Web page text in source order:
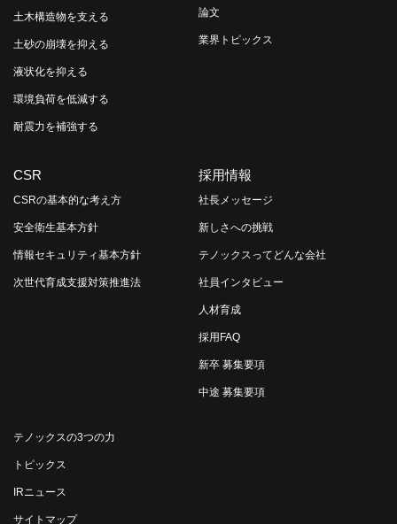
土木構造物を支える
土砂の崩壊を抑える
液状化を抑える
環境負荷を低減する
耐震力を補強する
論文
業界トピックス
CSR
CSRの基本的な考え方
安全衛生基本方針
情報セキュリティ基本方針
次世代育成支援対策推進法
採用情報
社長メッセージ
新しさへの挑戦
テノックスってどんな会社
社員インタビュー
人材育成
採用FAQ
新卒 募集要項
中途 募集要項
テノックスの3つの力
トピックス
IRニュース
サイトマップ